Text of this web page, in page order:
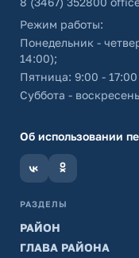
Режим работы:
Понедельник -
14:00);
Пятница: 9:00 -
Суббота -
Об использовании
РАЗДЕЛЫ
РАЙОН
ГЛАВА РАЙОНА